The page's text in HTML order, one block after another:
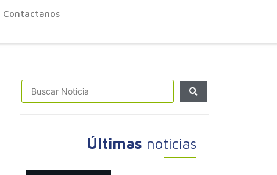
Contactanos
Últimas noticias